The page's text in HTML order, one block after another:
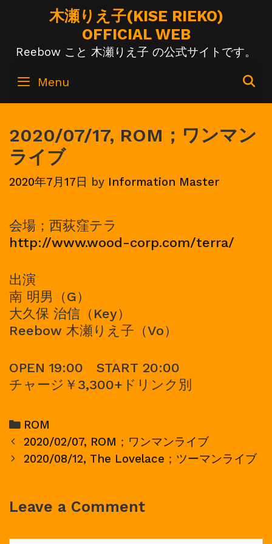
木瀬りえ子(KISE RIEKO)
OFFICIAL WEB
Reebow こと 木瀬りえ子 の公式サイトです。
Menu
2020/07/17, ROM；ワンマン
ライブ
2020年7月17日 by Information Master
会場；西荻窪テラ
http://www.wood-corp.com/terra/
出演
南 明男（G）
大久保 治信（Key）
Reebow 木瀬りえ子（Vo）
OPEN 19:00 START 20:00
チャージ￥3,300+ドリンク別
Categories
ROM
Post
navigation
2020/02/07, ROM；ワンマンライブ
2020/08/12, The Lovelace；ツーマンライブ
Leave a Comment